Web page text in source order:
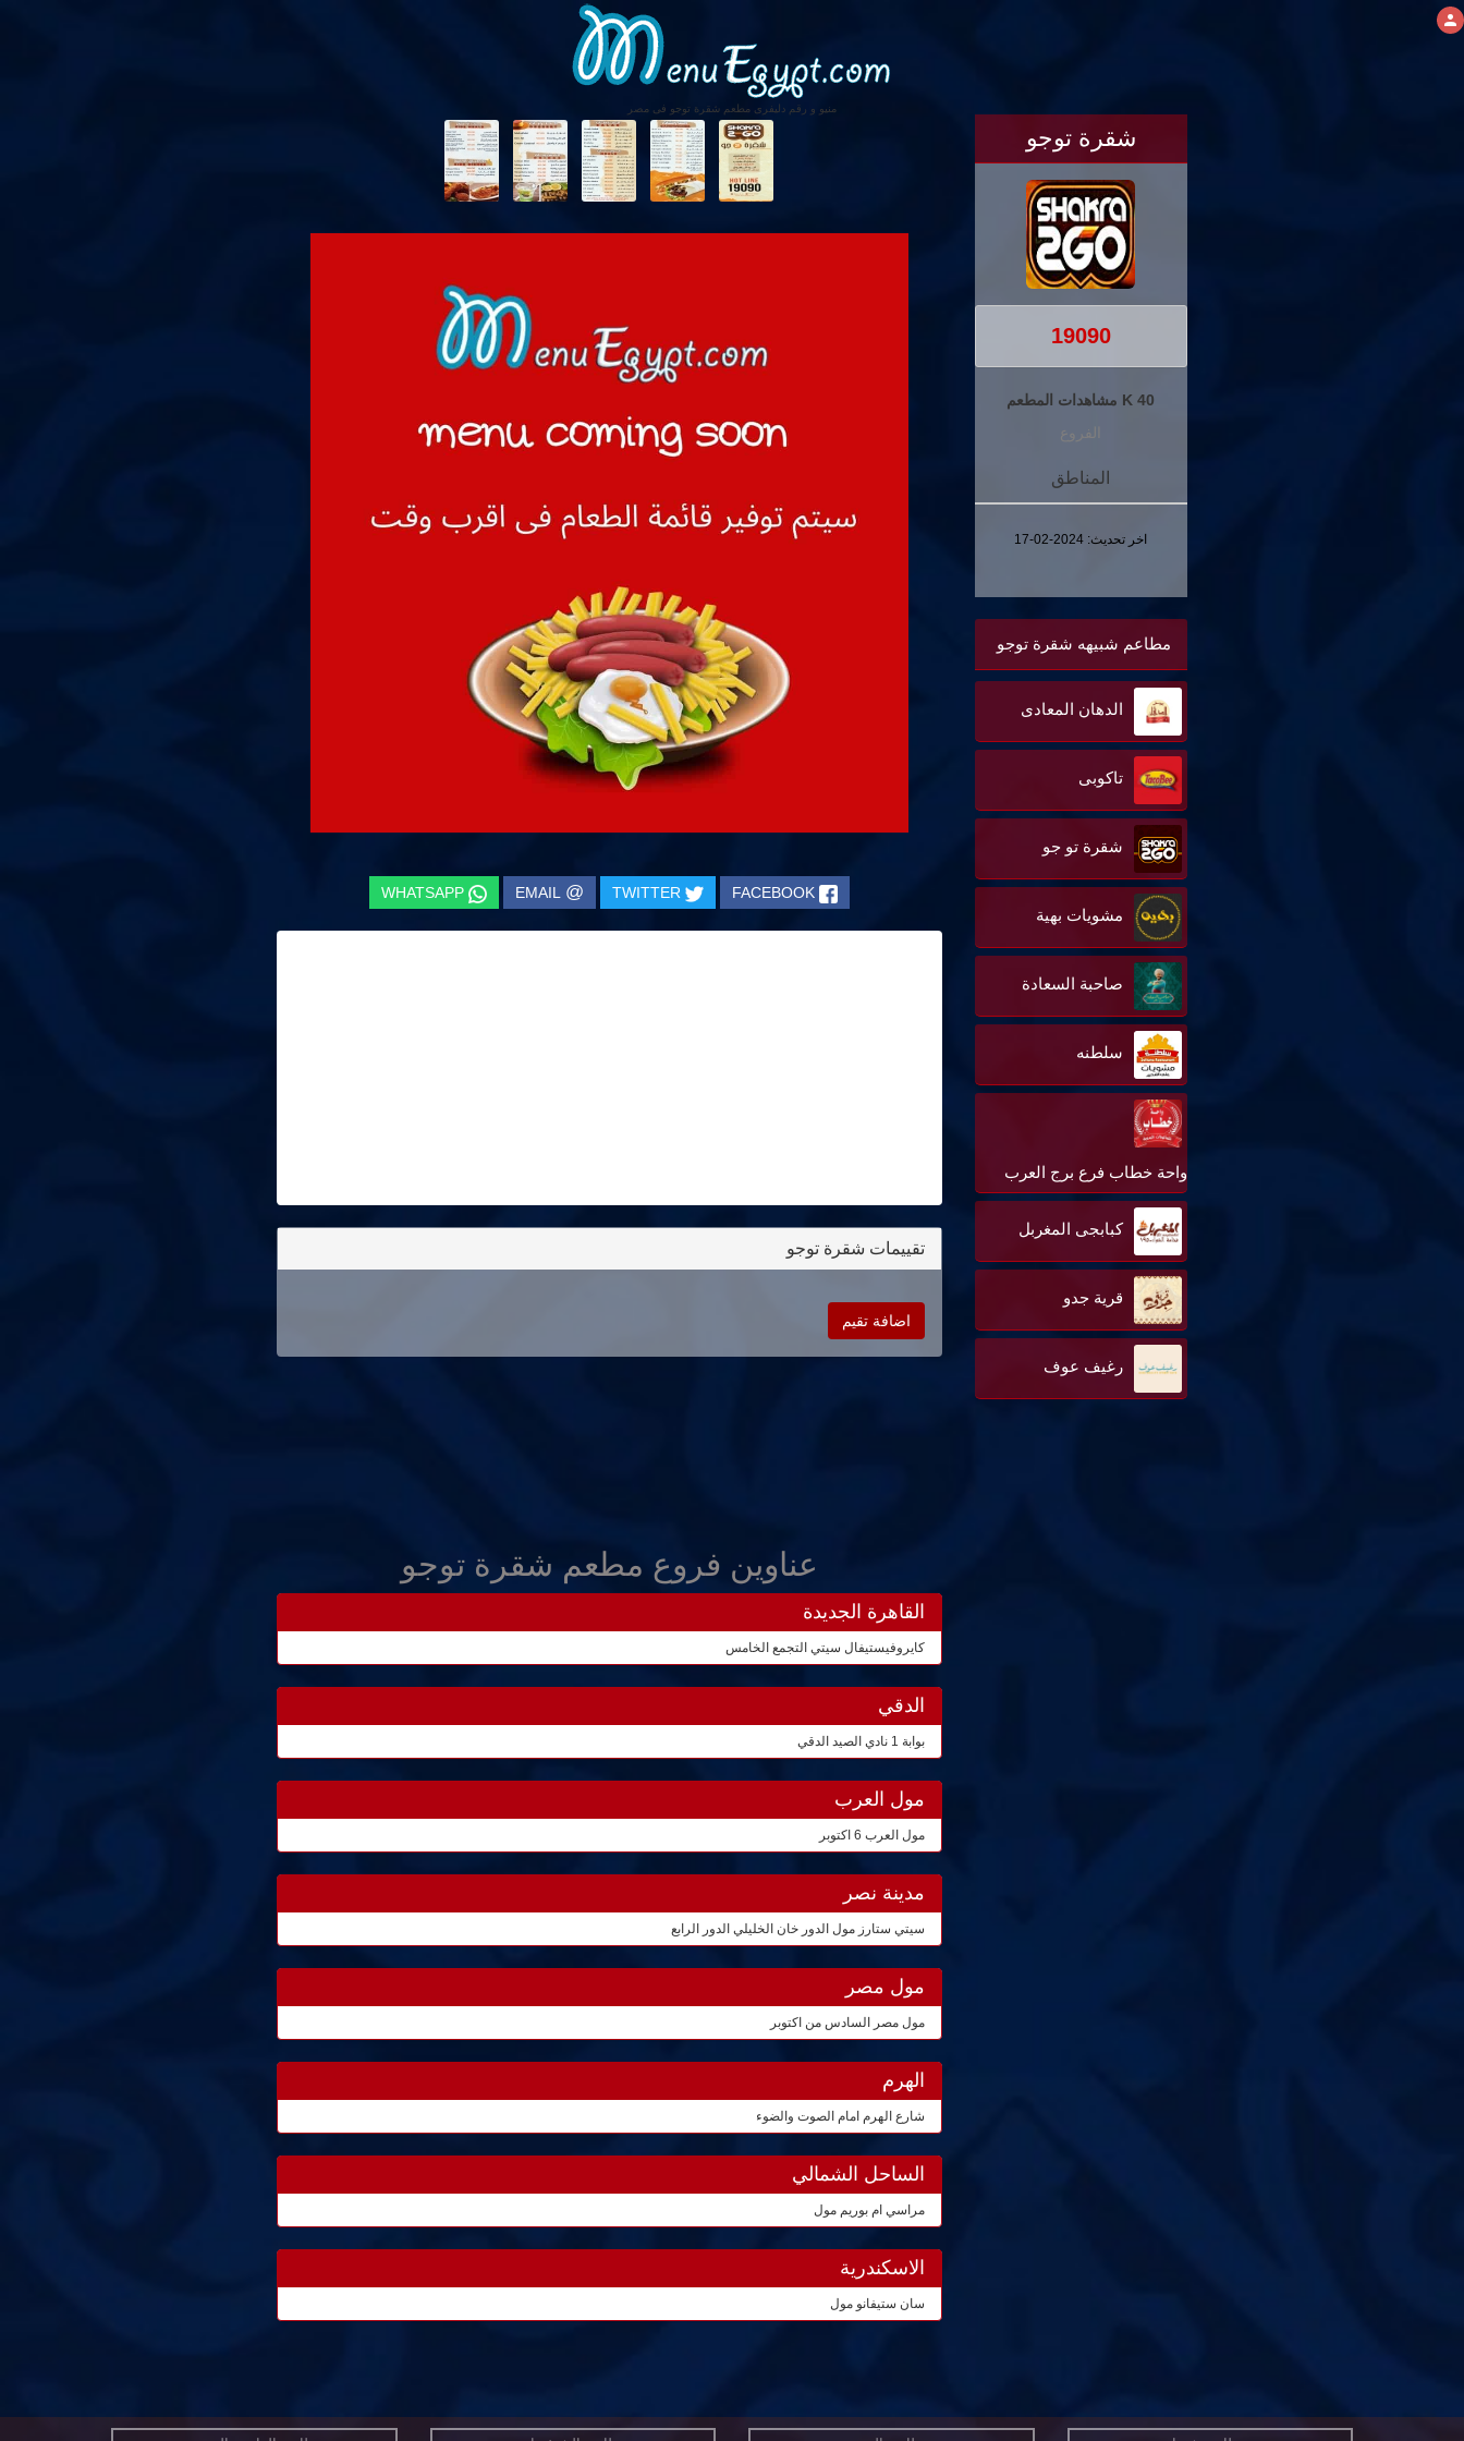
منيو و رقم دليفرى مطعم شقرة توجو فى مصر
شقرة توجو
19090
40 K مشاهدات المطعم
الفروع
المناطق
اخر تحديث: 2024-02-17
مطاعم شبيهه شقرة توجو
الدهان المعادى
تاكوبى
شقرة تو جو
مشويات بهية
صاحبة السعادة
سلطنه
واحة خطاب فرع برج العرب
كبابجى المغربل
قرية جدو
رغيف عوف
FACEBOOK
TWITTER
@
EMAIL
WHATSAPP
تقييمات شقرة توجو
اضافة تقيم
عناوين فروع مطعم شقرة توجو
القاهرة الجديدة
كايروفيستيفال سيتي التجمع الخامس
الدقي
بوابة 1 نادي الصيد الدقي
مول العرب
مول العرب 6 اكتوبر
مدينة نصر
سيتي ستارز مول الدور خان الخليلي الدور الرابع
مول مصر
مول مصر السادس من اكتوبر
الهرم
شارع الهرم امام الصوت والضوء
الساحل الشمالي
مراسي ام بوريم مول
الاسكندرية
سان ستيفانو مول